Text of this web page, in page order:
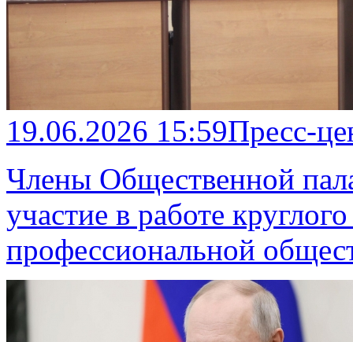
19.06.2026 15:59Пресс-
Члены Общественной
участие в работе
профессиональной